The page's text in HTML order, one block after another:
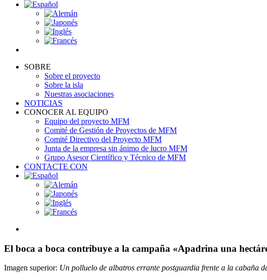
SOBRE
Sobre el proyecto
Sobre la isla
Nuestras asociaciones
NOTICIAS
CONOCER AL EQUIPO
Equipo del proyecto MFM
Comité de Gestión de Proyectos de MFM
Comité Directivo del Proyecto MFM
Junta de la empresa sin ánimo de lucro MFM
Grupo Asesor Científico y Técnico de MFM
CONTACTE CON
Image
El boca a boca contribuye a la campaña «Apadrina una
Imagen superior: Un polluelo de albatros errante postguardia frente a la cabaña